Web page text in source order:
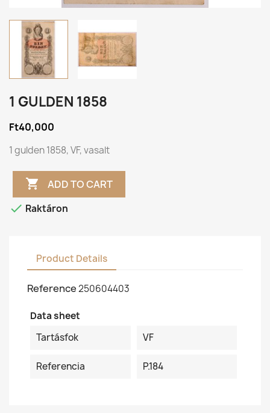
1 GULDEN 1858
Ft40,000
1 gulden 1858, VF, vasalt
 ADD TO CART
 Raktáron
Product Details
Reference250604403
Data sheet
Tartásfok
VF
Referencia P.184